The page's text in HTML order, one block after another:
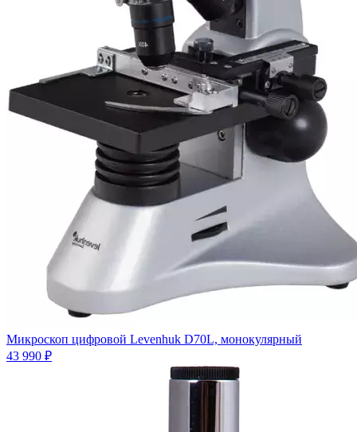
Микроскоп цифровой Levenhuk D70L, монокулярный
43 990 ₽